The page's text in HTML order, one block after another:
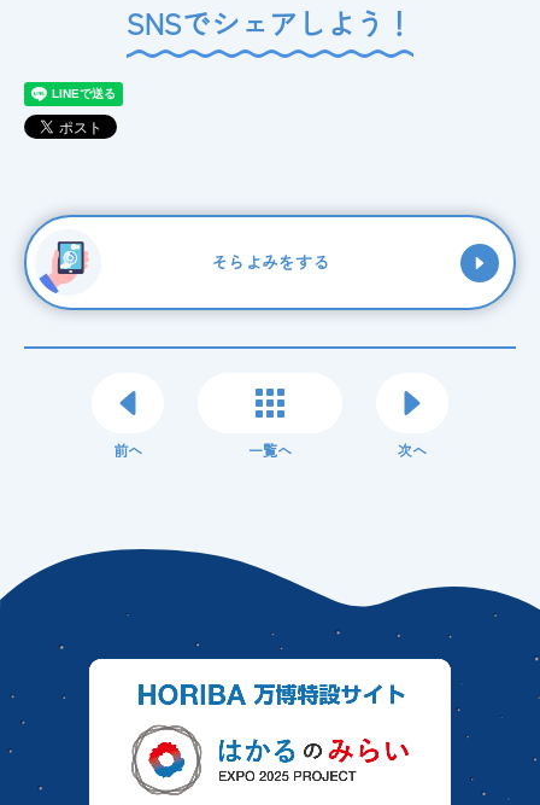
SNSでシェアしよう！
そらよみをする
前へ 一覧へ 次へ